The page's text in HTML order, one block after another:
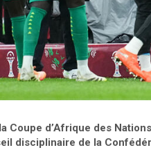
Coupe d’Afrique des
disciplinaire de la